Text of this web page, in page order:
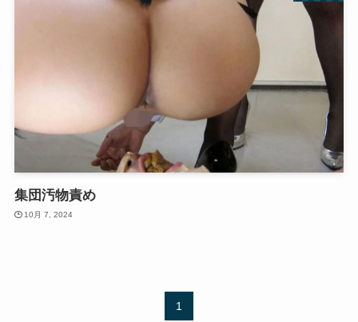
集団汚物責め
10月 7, 2024
1